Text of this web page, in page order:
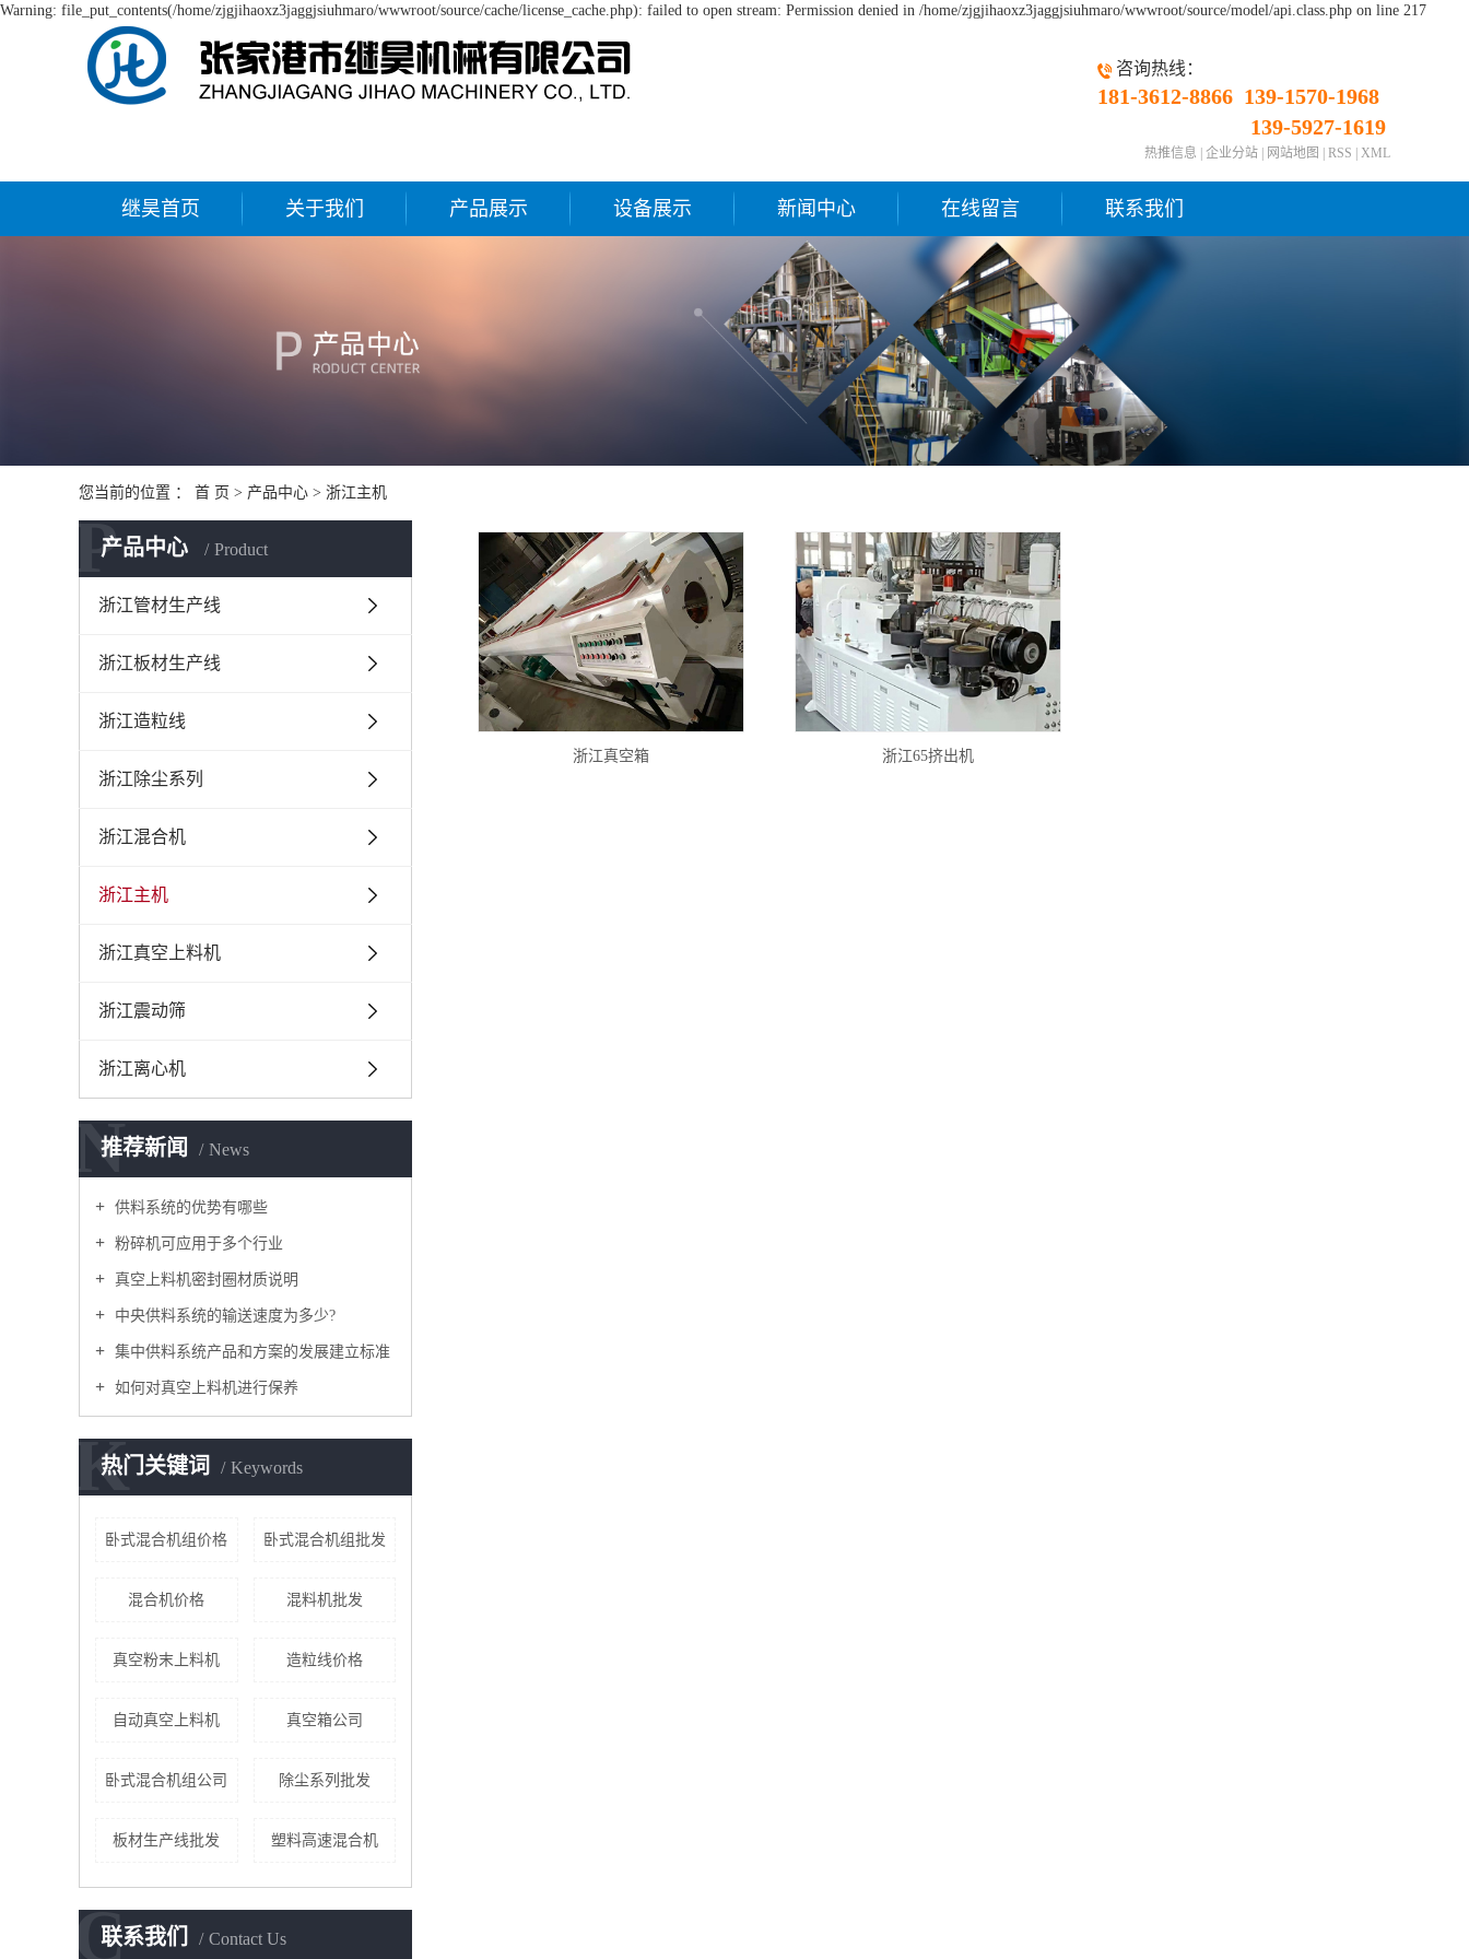
Warning: file_put_contents(/home/zjgjihaoxz3jaggjsiuhmaro/wwwroot/source/cache/license_cache.php): failed to open stream: Permission denied in /home/zjgjihaoxz3jaggjsiuhmaro/wwwroot/source/model/api.class.php on line 217
咨询热线：
181-3612-8866 139-1570-1968
139-5927-1619
热推信息 企业分站 网站地图 RSS XML
继昊首页 关于我们 产品展示 设备展示 新闻中心 在线留言 联系我们
您当前的位置 ： 首 页 > 产品中心 > 浙江主机
产品中心 Product
P
浙江管材生产线
浙江板材生产线
浙江造粒线
浙江除尘系列
浙江混合机
浙江主机
浙江真空上料机
浙江震动筛
浙江离心机
推荐新闻 News
N
供料系统的优势有哪些
粉碎机可应用于多个行业
真空上料机密封圈材质说明
中央供料系统的输送速度为多少?
集中供料系统产品和方案的发展建立标准
如何对真空上料机进行保养
热门关键词 Keywords
K
卧式混合机组价格 卧式混合机组批发
混合机价格 混料机批发
真空粉末上料机 造粒线价格
自动真空上料机 真空箱公司
卧式混合机组公司 除尘系列批发
板材生产线批发 塑料高速混合机
联系我们 Contact Us
C
浙江真空箱 浙江65挤出机